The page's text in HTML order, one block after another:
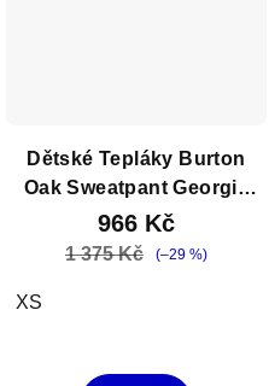
Dětské Tepláky Burton
Oak Sweatpant Georgia
Peach Heather
966 Kč
1 375 Kč (–29 %)
XS